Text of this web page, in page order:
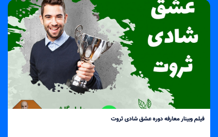
فیلم وبینار معارفه دوره عشق شادی ثروت